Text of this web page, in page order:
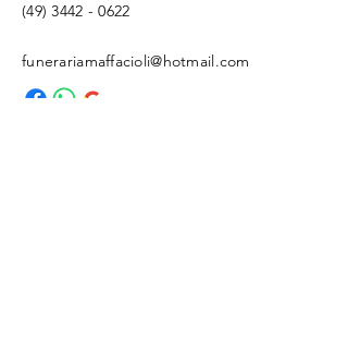
(49) 3442 - 0622
funerariamaffacioli@hotmail.com